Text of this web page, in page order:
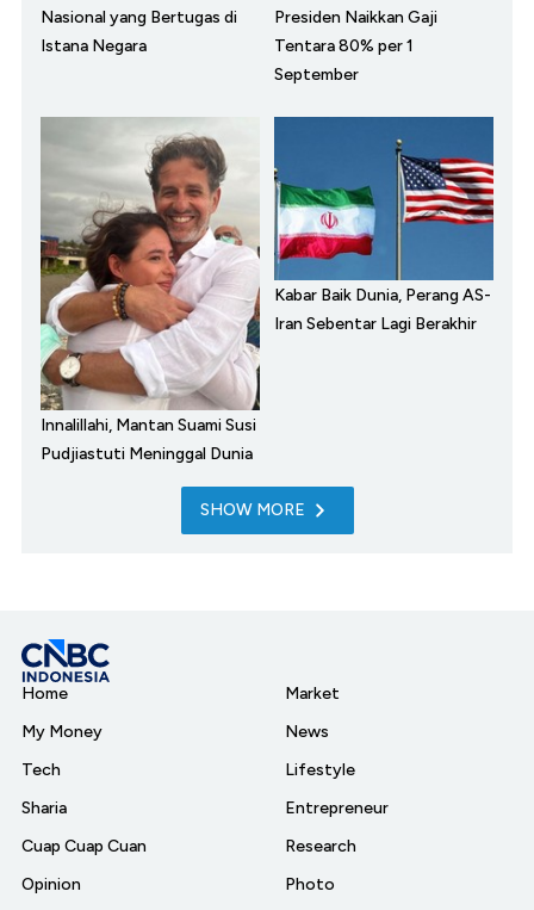
Nasional yang Bertugas di
Istana Negara
Presiden Naikkan Gaji
Tentara 80% per 1
September
Innalillahi, Mantan Suami Susi
Pudjiastuti Meninggal Dunia
Kabar Baik Dunia, Perang AS-
Iran Sebentar Lagi Berakhir
SHOW MORE
Home
My Money
Tech
Sharia
Cuap Cuap Cuan
Opinion
Market
News
Lifestyle
Entrepreneur
Research
Photo